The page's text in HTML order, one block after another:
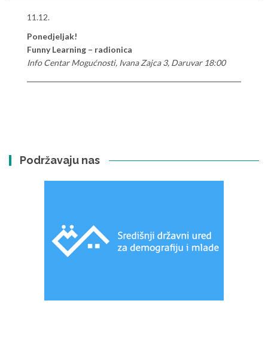
11.12.
Ponedjeljak!
Funny Learning – radionica
Info Centar Mogućnosti, Ivana Zajca 3, Daruvar 18:00
Podržavaju nas